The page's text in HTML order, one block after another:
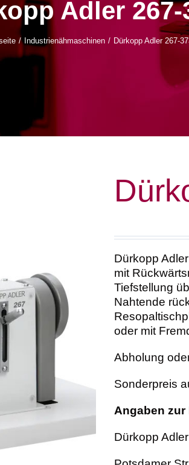
Adler 267-
Industrienähmaschinen Dürkopp Adler 267-
Dürkopp
mit
Tiefstellung
Nahtende
oder mit
Abholung
Sonderpreis
Angaben
Dürkopp